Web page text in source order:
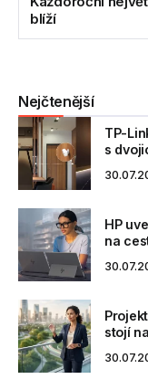
blíží
Nejčtenější
TP-
s
HP
na
stojí